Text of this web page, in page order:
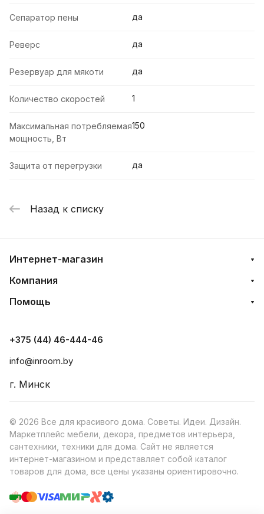
Сепаратор пены да
Реверс да
Резервуар для мякоти да
Количество скоростей 1
Максимальная потребляемая
мощность, Вт
150
Защита от перегрузки да
Назад к списку
Интернет-магазин
Компания
Помощь
+375 (44) 46-444-46
info@inroom.by
г. Минск
© 2026 Все для красивого дома. Советы. Идеи. Дизайн.
Маркетплейс мебели, декора, предметов интерьера,
сантехники, техники для дома. Сайт не является
интернет-магазином и представляет собой каталог
товаров для дома, все цены указаны ориентировочно.